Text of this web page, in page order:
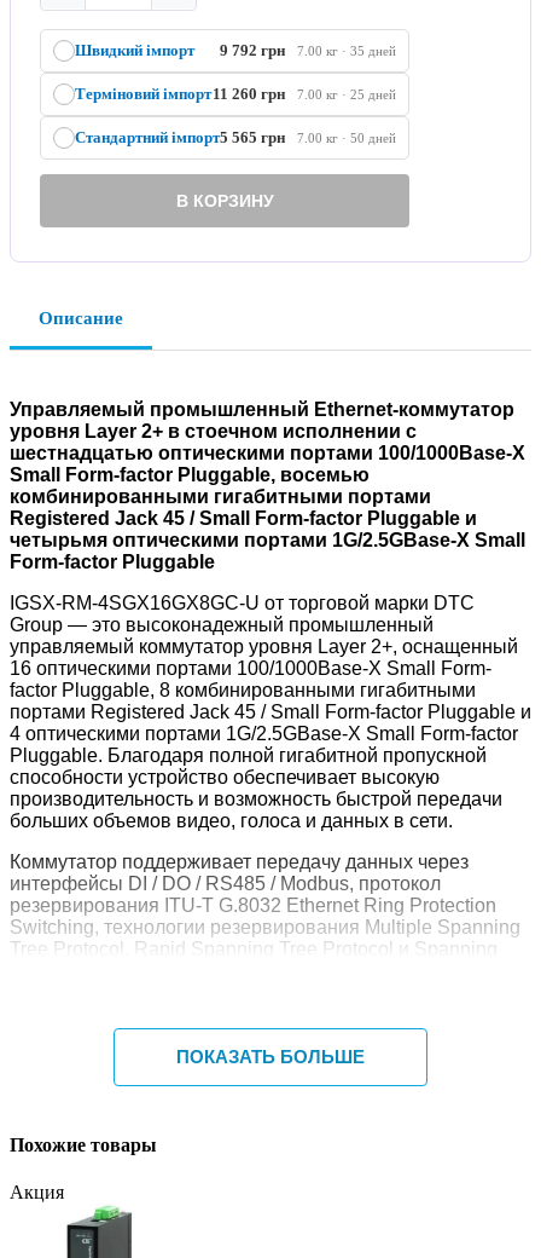
Швидкий імпорт 9 792 грн 7.00 кг · 35 дней
Терміновий імпорт11 260 грн 7.00 кг · 25 дней
Стандартний імпорт5 565 грн 7.00 кг · 50 дней
В КОРЗИНУ
Описание
Управляемый промышленный Ethernet-коммутатор
уровня Layer 2+ в стоечном исполнении с
шестнадцатью оптическими портами 100/1000Base-X
Small Form-factor Pluggable, восемью
комбинированными гигабитными портами
Registered Jack 45 / Small Form-factor Pluggable и
четырьмя оптическими портами 1G/2.5GBase-X Small
Form-factor Pluggable
IGSX-RM-4SGX16GX8GC-U от торговой марки DTC
Group — это высоконадежный промышленный
управляемый коммутатор уровня Layer 2+, оснащенный
16 оптическими портами 100/1000Base-X Small Form-
factor Pluggable, 8 комбинированными гигабитными
портами Registered Jack 45 / Small Form-factor Pluggable и
4 оптическими портами 1G/2.5GBase-X Small Form-factor
Pluggable. Благодаря полной гигабитной пропускной
способности устройство обеспечивает высокую
производительность и возможность быстрой передачи
больших объемов видео, голоса и данных в сети.
Коммутатор поддерживает передачу данных через
интерфейсы DI / DO / RS485 / Modbus, протокол
резервирования ITU-T G.8032 Ethernet Ring Protection
Switching, технологии резервирования Multiple Spanning
Tree Protocol, Rapid Spanning Tree Protocol и Spanning
оптимальным решением для построения
масштабируемых и отказоустойчивых промышленных
экономически эффективным и простым в использовании
промышленной Ethernet-сети, включая широкий диапазон
входного напряжения с возможностью резервированного
питания переменного тока, постоянного тока или
комбинированного питания переменного и постоянного
ПОКАЗАТЬ БОЛЬШЕ
Похожие товары
Акция